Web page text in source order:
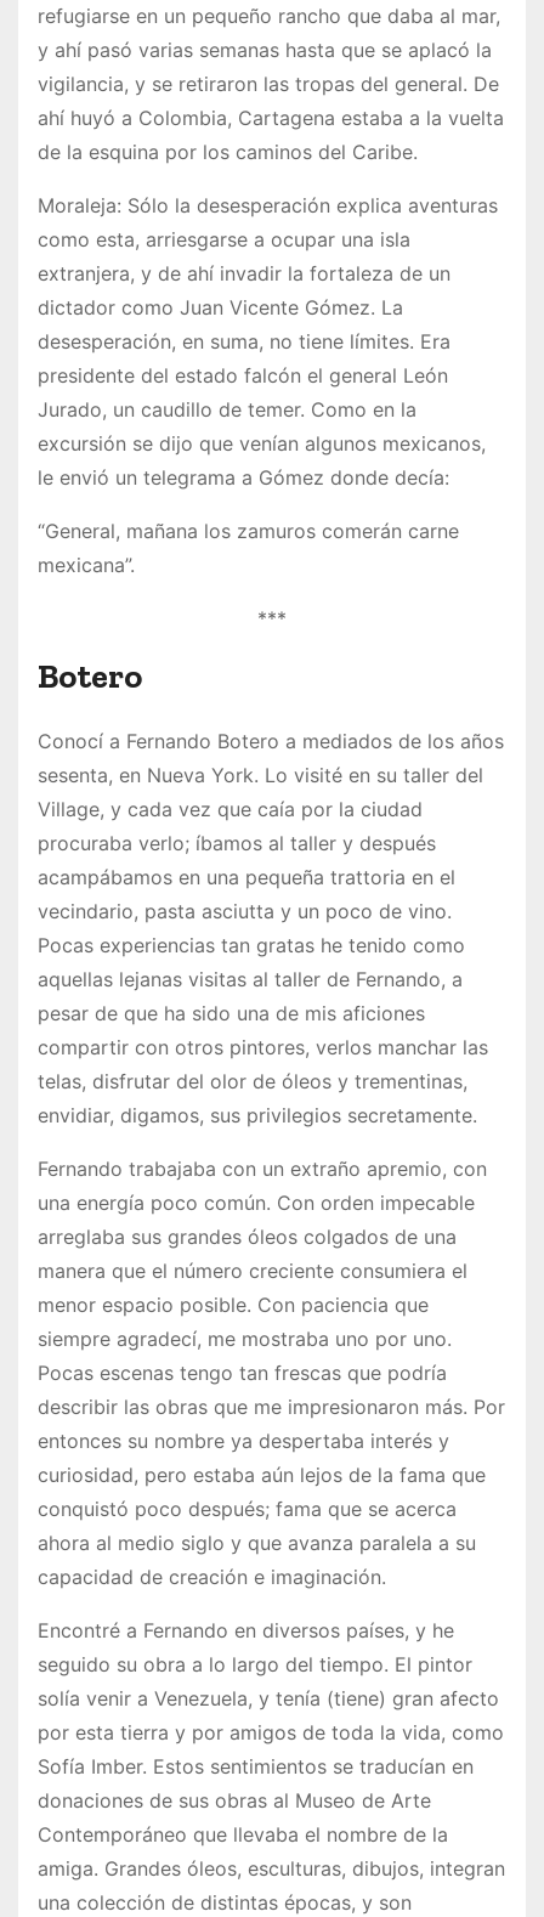
refugiarse en un pequeño rancho que daba al mar,
y ahí pasó varias semanas hasta que se aplacó la
vigilancia, y se retiraron las tropas del general. De
ahí huyó a Colombia, Cartagena estaba a la vuelta
de la esquina por los caminos del Caribe.
Moraleja: Sólo la desesperación explica aventuras
como esta, arriesgarse a ocupar una isla
extranjera, y de ahí invadir la fortaleza de un
dictador como Juan Vicente Gómez. La
desesperación, en suma, no tiene límites. Era
presidente del estado falcón el general León
Jurado, un caudillo de temer. Como en la
excursión se dijo que venían algunos mexicanos,
le envió un telegrama a Gómez donde decía:
“General, mañana los zamuros comerán carne
mexicana”.
***
Botero
Conocí a Fernando Botero a mediados de los años
sesenta, en Nueva York. Lo visité en su taller del
Village, y cada vez que caía por la ciudad
procuraba verlo; íbamos al taller y después
acampábamos en una pequeña trattoria en el
vecindario, pasta asciutta y un poco de vino.
Pocas experiencias tan gratas he tenido como
aquellas lejanas visitas al taller de Fernando, a
pesar de que ha sido una de mis aficiones
compartir con otros pintores, verlos manchar las
telas, disfrutar del olor de óleos y trementinas,
envidiar, digamos, sus privilegios secretamente.
Fernando trabajaba con un extraño apremio, con
una energía poco común. Con orden impecable
arreglaba sus grandes óleos colgados de una
manera que el número creciente consumiera el
menor espacio posible. Con paciencia que
siempre agradecí, me mostraba uno por uno.
Pocas escenas tengo tan frescas que podría
describir las obras que me impresionaron más. Por
entonces su nombre ya despertaba interés y
curiosidad, pero estaba aún lejos de la fama que
conquistó poco después; fama que se acerca
ahora al medio siglo y que avanza paralela a su
capacidad de creación e imaginación.
Encontré a Fernando en diversos países, y he
seguido su obra a lo largo del tiempo. El pintor
solía venir a Venezuela, y tenía (tiene) gran afecto
por esta tierra y por amigos de toda la vida, como
Sofía Imber. Estos sentimientos se traducían en
donaciones de sus obras al Museo de Arte
Contemporáneo que llevaba el nombre de la
amiga. Grandes óleos, esculturas, dibujos, integran
una colección de distintas épocas, y son